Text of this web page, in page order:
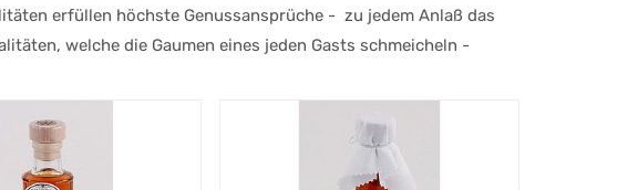
erfüllen höchste Genussansprüche - zu jedem Anlaß das
welche die Gaumen eines jeden Gasts schmeicheln -